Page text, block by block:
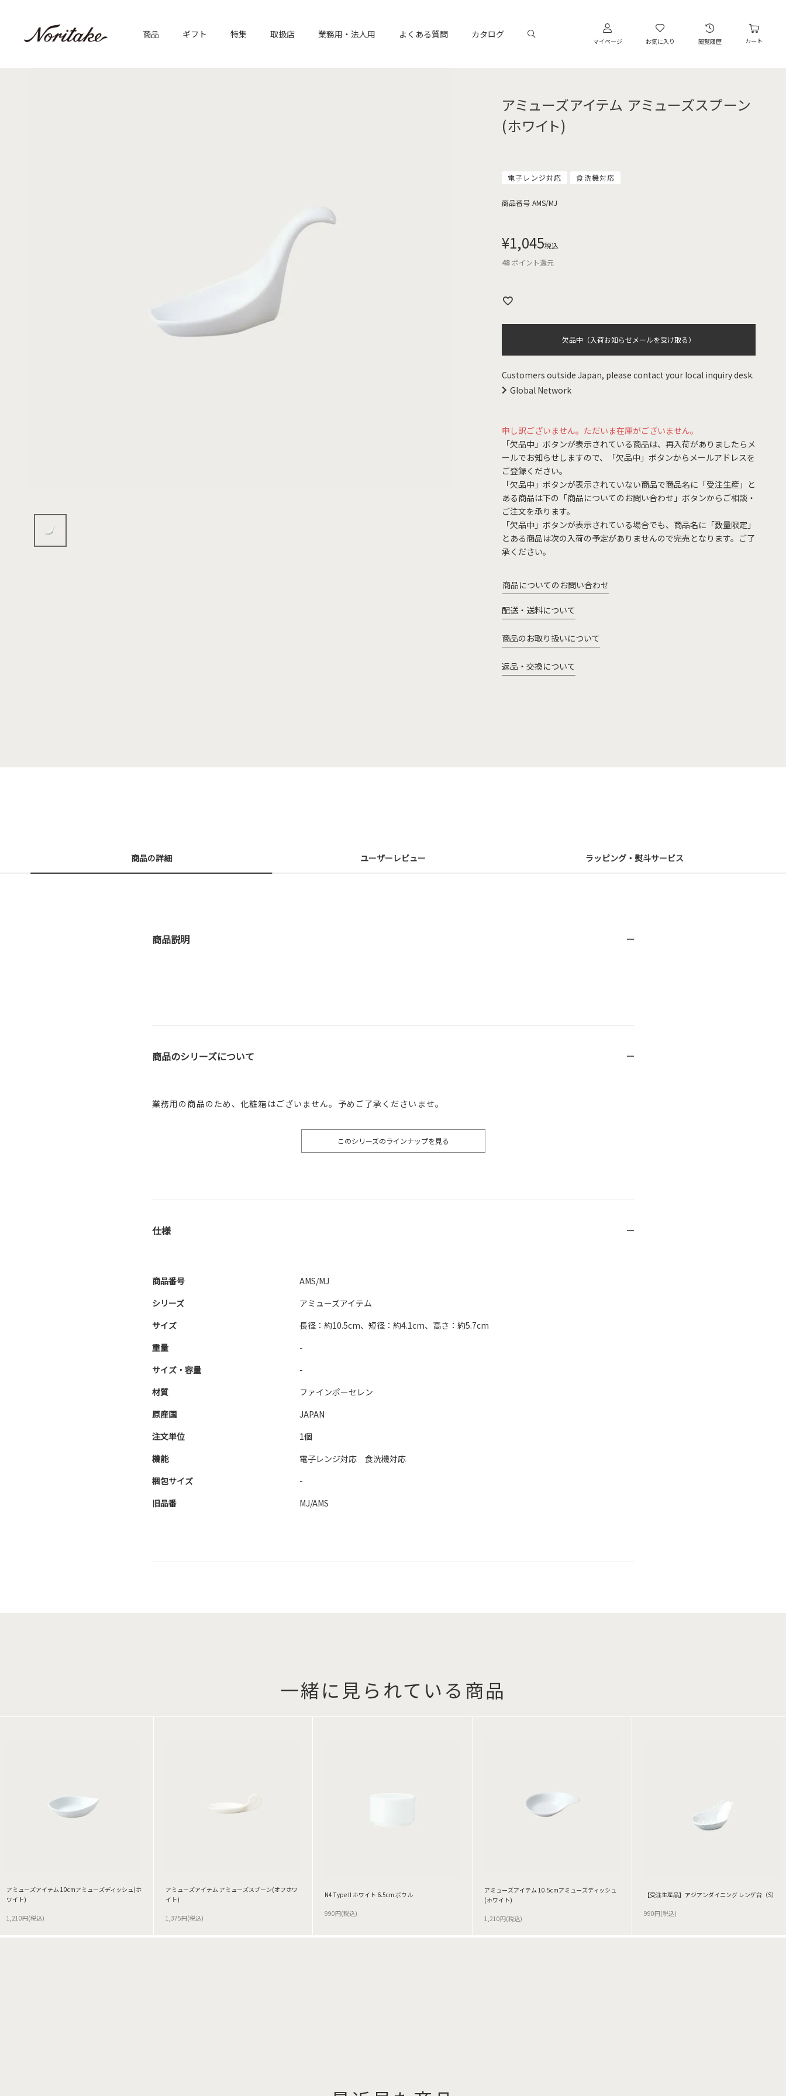
商品 ギフト 特集 取扱店 業務用・法人用 よくある質問 カタログ
マイページ お気に入り 閲覧履歴 カート
アミューズアイテム アミューズスプーン
(ホワイト)
電子レンジ対応 食洗機対応
商品番号 AMS/MJ
¥1,045税込
48ポイント還元
欠品中（入荷お知らせメールを受け取る）
Customers outside Japan, please contact your local inquiry desk.
Global Network
申し訳ございません。ただいま在庫がございません。
「欠品中」ボタンが表示されている商品は、再入荷がありましたらメ
ールでお知らせしますので、「欠品中」ボタンからメールアドレスを
ご登録ください。
「欠品中」ボタンが表示されていない商品で商品名に「受注生産」と
ある商品は下の「商品についてのお問い合わせ」ボタンからご相談・
ご注文を承ります。
「欠品中」ボタンが表示されている場合でも、商品名に「数量限定」
とある商品は次の入荷の予定がありませんので完売となります。ご了
承ください。
商品についてのお問い合わせ
配送・送料について
商品のお取り扱いについて
返品・交換について
商品の詳細 ユーザーレビュー ラッピング・熨斗サービス
商品説明
商品のシリーズについて
業務用の商品のため、化粧箱はございません。予めご了承くださいませ。
このシリーズのラインナップを見る
仕様
商品番号
AMS/MJ
シリーズ
アミューズアイテム
サイズ
長径：約10.5cm、短径：約4.1cm、高さ：約5.7cm
重量
-
サイズ・容量
-
材質
ファインポーセレン
原産国
JAPAN
注文単位
1個
機能
電子レンジ対応 食洗機対応
梱包サイズ
-
旧品番
MJ/AMS
一緒に見られている商品
アミューズアイテム 10cmアミューズディッシュ(ホ
ワイト)
1,210円(税込)
アミューズアイテム アミューズスプーン(オフホワ
イト)
1,375円(税込)
N4 Type II ホワイト 6.5cm ボウル
990円(税込)
アミューズアイテム 10.5cmアミューズディッシュ
(ホワイト)
1,210円(税込)
【受注生産品】アジアンダイニング レンゲ台（S）
990円(税込)